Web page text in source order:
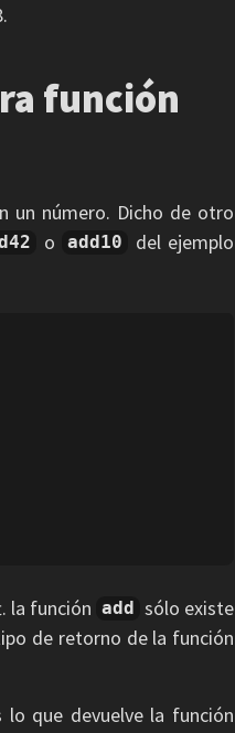
función
un número. Dicho de otro
o add10
del ejemplo
la función add
sólo existe
de retorno de la función
lo que devuelve la función